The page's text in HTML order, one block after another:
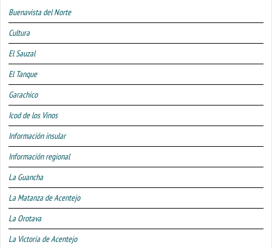
Buenavista del Norte
Cultura
El Sauzal
El Tanque
Garachico
Icod de los Vinos
Información insular
Información regional
La Guancha
La Matanza de Acentejo
La Orotava
La Victoria de Acentejo